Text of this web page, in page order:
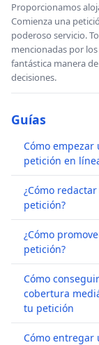
Proporcionamos
Comienza una
poderoso servicio.
mencionadas por
fantástica manera
decisiones.
Guías
Cómo empezar
petición en
¿Cómo
petición?
¿Cómo
petición?
Cómo conseguir
cobertura
tu petición
Cómo entregar